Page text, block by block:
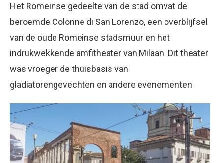
Het Romeinse gedeelte van de stad omvat de
beroemde Colonne di San Lorenzo, een overblijfsel
van de oude Romeinse stadsmuur en het
indrukwekkende amfitheater van Milaan. Dit theater
was vroeger de thuisbasis van
gladiatorengevechten en andere evenementen.